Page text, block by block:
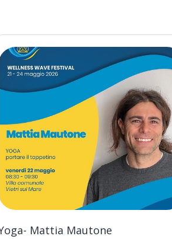
Mattia Mautone